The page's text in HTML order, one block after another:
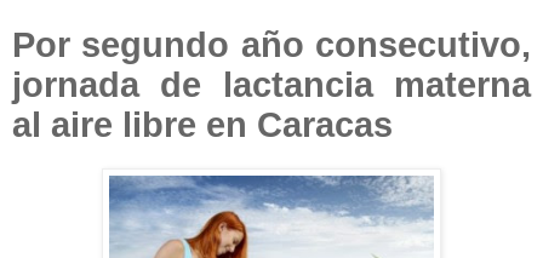
Por segundo año consecutivo,
jornada de lactancia materna
al aire libre en Caracas